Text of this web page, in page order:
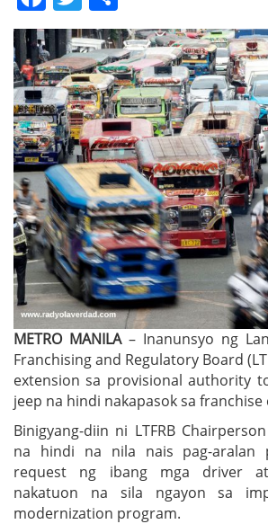
METRO MANILA– Inanunsyo ng
Franchising and Regulatory Board
extension sa provisional authority
jeep na hindi nakapasok sa
Binigyang-diin ni LTFRB
na hindi na nila nais pag-aralan
request ng ibang mga driver
nakatuon na sila ngayon sa
modernization program.